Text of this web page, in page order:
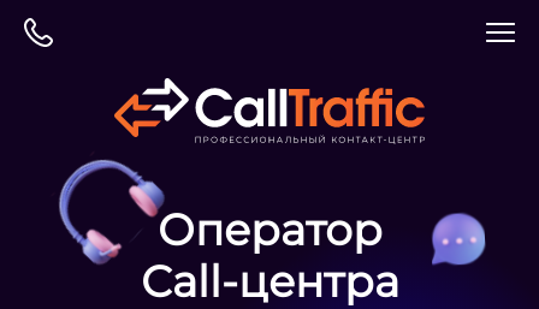
Оператор
Сall-центра